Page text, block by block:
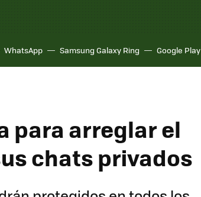
WhatsApp Samsung Galaxy Ring Google Play
para arreglar el
chats privados